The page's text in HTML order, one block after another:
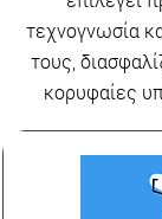
τεχνογνωσία
τους,
κορυφαίες